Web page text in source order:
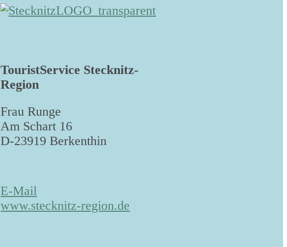
TouristService Stecknitz-
Region
Frau Runge
Am Schart 16
D-23919 Berkenthin
E-Mail
www.stecknitz-region.de